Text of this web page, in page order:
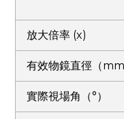
放大倍率 (x)
有效物鏡直徑（mm
實際視場角（°）